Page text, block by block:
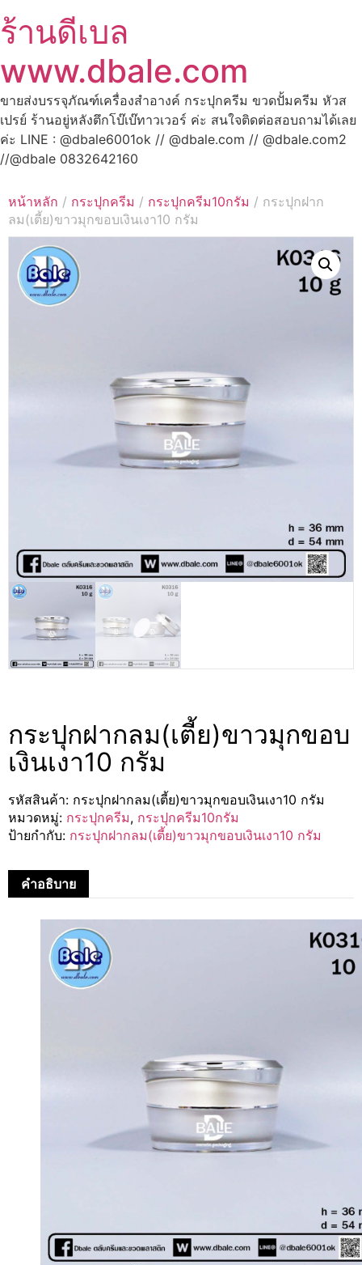
ร้านดีเบล
www.dbale.com
ขายส่งบรรจุภัณฑ์เครื่องสำอางค์ กระปุกครีม ขวดปั้มครีม หัวส
เปรย์ ร้านอยู่หลังตึกโบ๊เบ๊ทาวเวอร์ ค่ะ สนใจติดต่อสอบถามได้เลย
ค่ะ LINE : @dbale6001ok // @dbale.com // @dbale.com2
//@dbale 0832642160
หน้าหลัก / กระปุกครีม / กระปุกครีม10กรัม / กระปุกฝาก
ลม(เตี้ย)ขาวมุกขอบเงินเงา10 กรัม
กระปุกฝากลม(เตี้ย)ขาวมุกขอบ
เงินเงา10 กรัม
รหัสสินค้า: กระปุกฝากลม(เตี้ย)ขาวมุกขอบเงินเงา10 กรัม
หมวดหมู่: กระปุกครีม, กระปุกครีม10กรัม
ป้ายกำกับ: กระปุกฝากลม(เตี้ย)ขาวมุกขอบเงินเงา10 กรัม
คำอธิบาย